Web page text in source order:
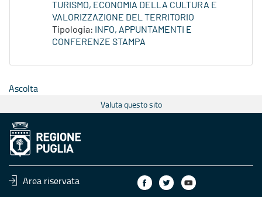
TURISMO, ECONOMIA DELLA CULTURA E
VALORIZZAZIONE DEL TERRITORIO
Tipologia:
INFO, APPUNTAMENTI E
CONFERENZE STAMPA
Ascolta
Valuta questo sito
Area riservata